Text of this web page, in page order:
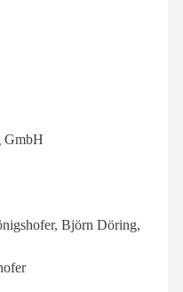
GmbH
Björn Döring,